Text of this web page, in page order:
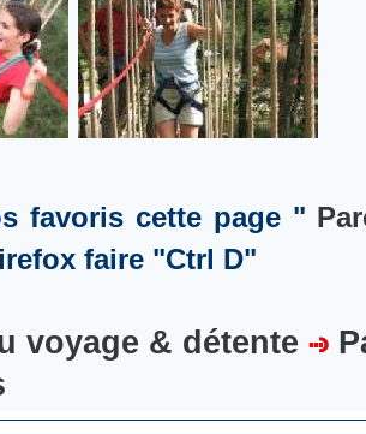
favoris cette page "
faire "Ctrl D"
voyage & détente